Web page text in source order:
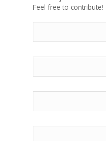
Feel free to contribute!